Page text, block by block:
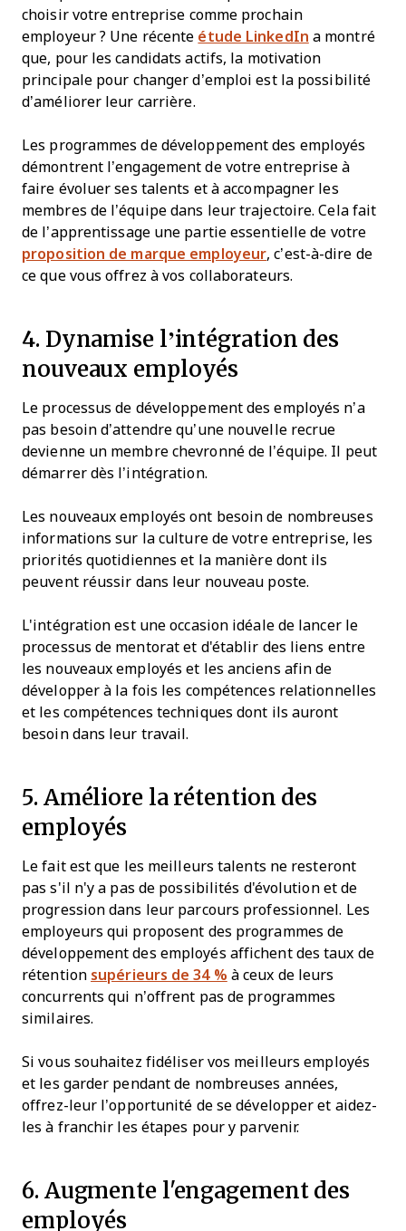
choisir votre entreprise comme prochain
employeur ? Une récente étude LinkedIn a montré
que, pour les candidats actifs, la motivation
principale pour changer d’emploi est la possibilité
d’améliorer leur carrière.
Les programmes de développement des employés
démontrent l’engagement de votre entreprise à
faire évoluer ses talents et à accompagner les
membres de l’équipe dans leur trajectoire. Cela fait
de l’apprentissage une partie essentielle de votre
proposition de marque employeur, c’est-à-dire de
ce que vous offrez à vos collaborateurs.
4. Dynamise l’intégration des
nouveaux employés
Le processus de développement des employés n’a
pas besoin d’attendre qu’une nouvelle recrue
devienne un membre chevronné de l’équipe. Il peut
démarrer dès l’intégration.
Les nouveaux employés ont besoin de nombreuses
informations sur la culture de votre entreprise, les
priorités quotidiennes et la manière dont ils
peuvent réussir dans leur nouveau poste.
L'intégration est une occasion idéale de lancer le
processus de mentorat et d'établir des liens entre
les nouveaux employés et les anciens afin de
développer à la fois les compétences relationnelles
et les compétences techniques dont ils auront
besoin dans leur travail.
5. Améliore la rétention des
employés
Le fait est que les meilleurs talents ne resteront
pas s'il n'y a pas de possibilités d'évolution et de
progression dans leur parcours professionnel. Les
employeurs qui proposent des programmes de
développement des employés affichent des taux de
rétention supérieurs de 34 % à ceux de leurs
concurrents qui n’offrent pas de programmes
similaires.
Si vous souhaitez fidéliser vos meilleurs employés
et les garder pendant de nombreuses années,
offrez-leur l’opportunité de se développer et aidez-
les à franchir les étapes pour y parvenir.
6. Augmente l'engagement des
employés